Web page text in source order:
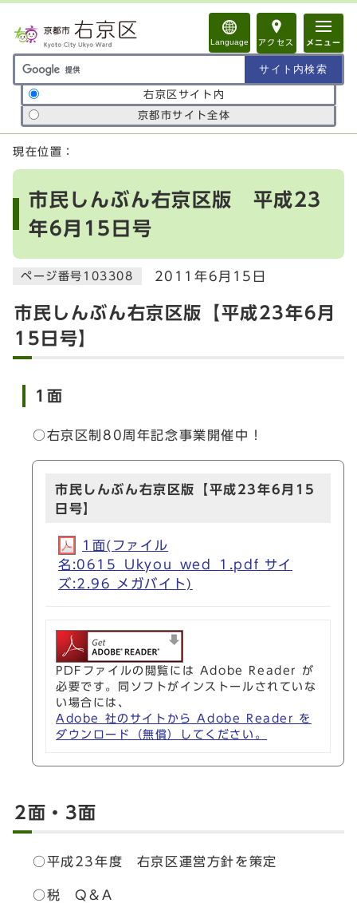
Language アクセス メニュー
サイト内検索の範囲
右京区サイト内
京都市サイト全体
ここから本文です
現在位置：
市民しんぶん右京区版 平成23
年6月15日号
ページ番号103308 2011年6月15日
市民しんぶん右京区版【平成23年6月
15日号】
1面
○右京区制80周年記念事業開催中！
市民しんぶん右京区版【平成23年6月15
日号】
1面(ファイル
名:0615_Ukyou_wed_1.pdf サイ
ズ:2.96 メガバイト)
PDFファイルの閲覧には Adobe Reader が
必要です。同ソフトがインストールされていな
い場合には、
Adobe 社のサイトから Adobe Reader を
ダウンロード（無償）してください。
2面・3面
○平成23年度 右京区運営方針を策定
○税 Q＆A